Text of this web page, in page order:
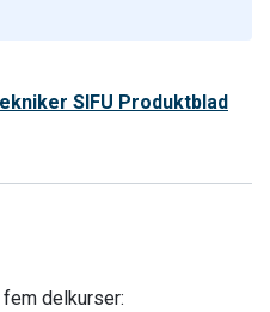
SIFU Produktblad
delkurser: